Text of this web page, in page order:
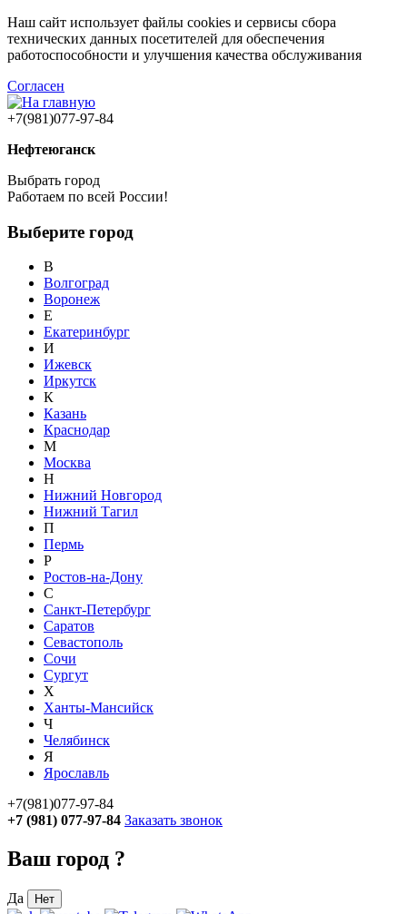
Наш сайт использует файлы cookies и сервисы сбора
технических данных посетителей для обеспечения
работоспособности и улучшения качества обслуживания
Согласен
+7(981)077-97-84
Нефтеюганск
Выбрать город
Работаем по всей России!
Выберите город
В
Волгоград
Воронеж
Е
Екатеринбург
И
Ижевск
Иркутск
К
Казань
Краснодар
М
Москва
Н
Нижний Новгород
Нижний Тагил
П
Пермь
Р
Ростов-на-Дону
С
Санкт-Петербург
Саратов
Севастополь
Сочи
Сургут
Х
Ханты-Мансийск
Ч
Челябинск
Я
Ярославль
+7(981)077-97-84
+7 (981) 077-97-84 Заказать звонок
Ваш город ?
Да Нет